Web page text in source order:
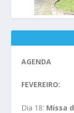
AGENDA
FEVEREIRO:
Dia 18: Missa